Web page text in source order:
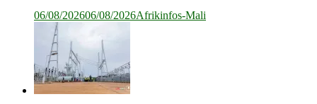
06/08/202606/08/2026Afrikinfos-Mali